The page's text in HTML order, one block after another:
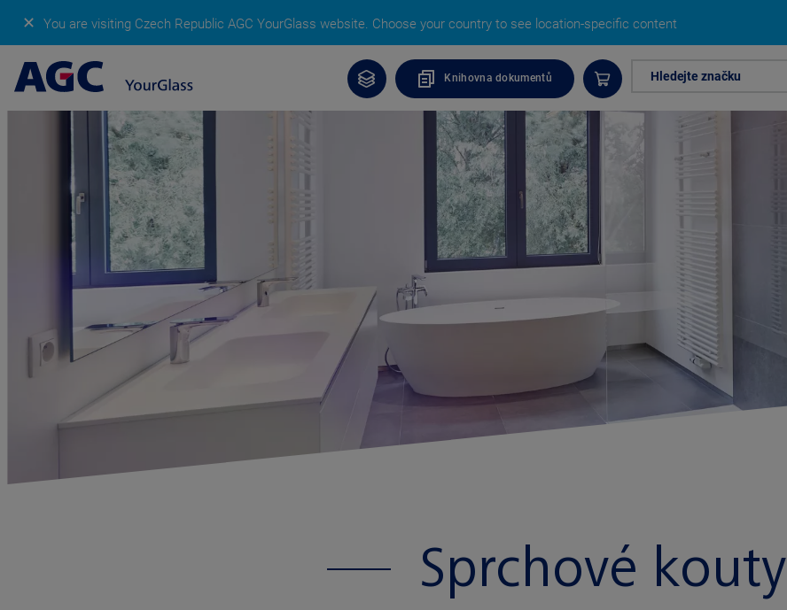
✕ You are visiting Czech Republic AGC YourGlass website. Choose your country to see location-specific content
Knihovna dokumentů Hledejte značku
Sprchové kouty